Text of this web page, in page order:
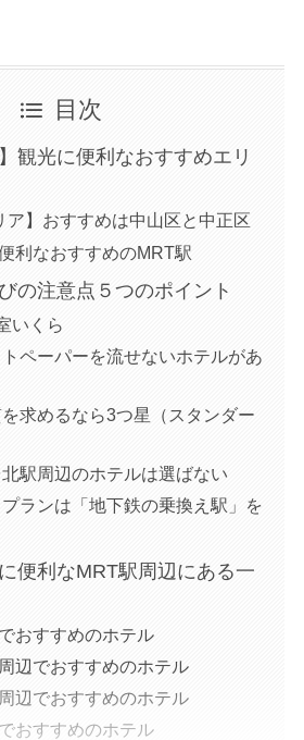
目次
観光に便利なおすすめエリ
ア】おすすめは中山区と中正区
利なおすすめのMRT駅
の注意点５つのポイント
いくら
ペーパーを流せないホテルがあ
求めるなら3つ星（スタンダー
駅周辺のホテルは選ばない
ランは「地下鉄の乗換え駅」を
便利なMRT駅周辺にある一
おすすめのホテル
辺でおすすめのホテル
辺でおすすめのホテル
おすすめのホテル